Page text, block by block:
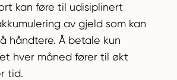
kan føre til udisiplinert
av gjeld som kan
håndtere. Å betale kun
hver måned fører til økt
tid.